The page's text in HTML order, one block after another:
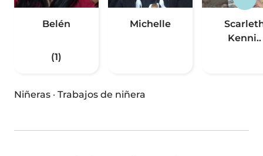
Belén
(1)
Michelle
Kenni..
Niñeras · Trabajos de niñera